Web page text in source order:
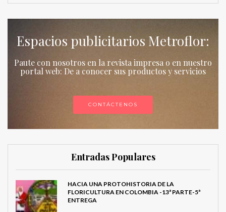
Espacios publicitarios Metroflor:
Paute con nosotros en la revista impresa o en nuestro
portal web: De a conocer sus productos y servicios
CONTÁCTENOS
Entradas Populares
HACIA UNA PROTOHISTORIA DE LA
FLORICULTURA EN COLOMBIA -13ª PARTE-5ª
ENTREGA